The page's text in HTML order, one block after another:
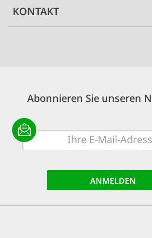
KONTAKT
Abonnieren Sie unseren
E-
Mail